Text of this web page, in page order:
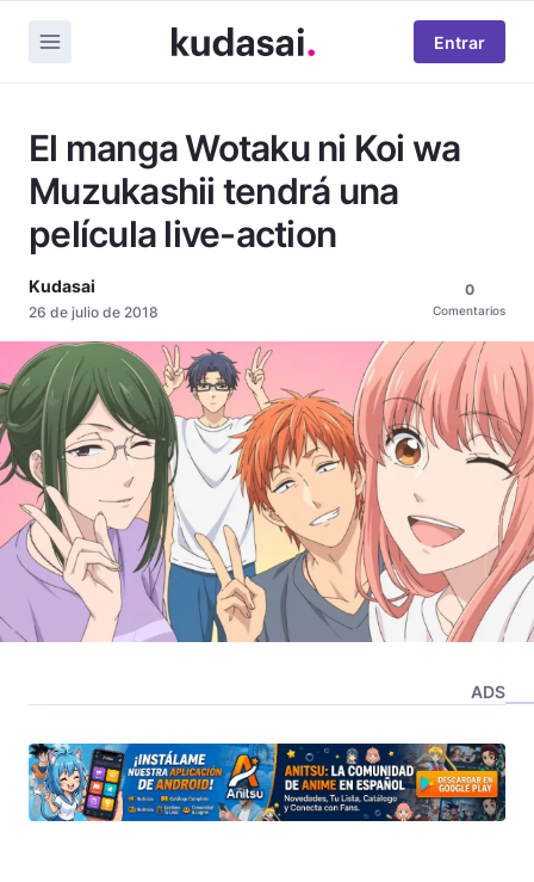
Entrar
El manga Wotaku ni Koi wa
Muzukashii tendrá una
película live-action
Kudasai
26 de julio de 2018
0
Comentarios
ADS